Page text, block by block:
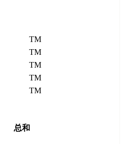
TM
TM
TM
TM
TM
总和